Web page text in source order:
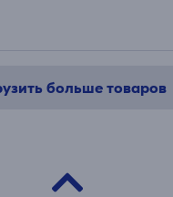
больше товаров